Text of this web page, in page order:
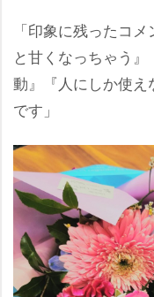
「印象に残ったコ
と甘くなっちゃう
動』『人にしか使え
です」